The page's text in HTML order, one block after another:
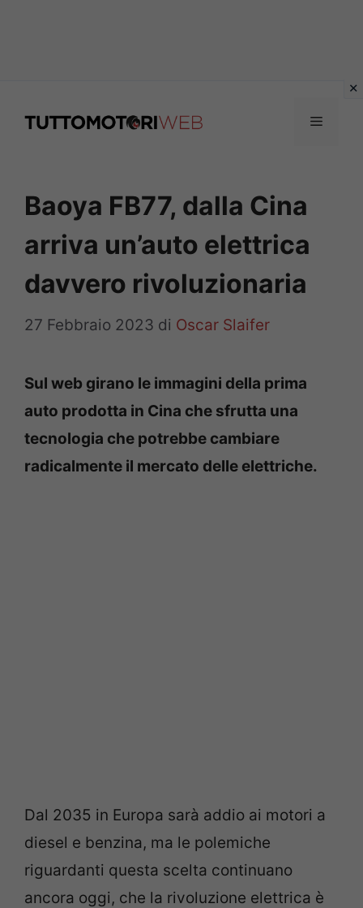
Menu
Baoya FB77, dalla Cina
arriva un’auto elettrica
davvero rivoluzionaria
27 Febbraio 2023 di Oscar Slaifer
Sul web girano le immagini della prima
auto prodotta in Cina che sfrutta una
tecnologia che potrebbe cambiare
radicalmente il mercato delle elettriche.
Dal 2035 in Europa sarà addio ai motori a
diesel e benzina, ma le polemiche
riguardanti questa scelta continuano
ancora oggi, che la rivoluzione elettrica è